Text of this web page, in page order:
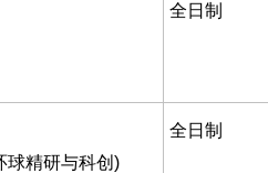
全日制
球精研与科创)
全日制